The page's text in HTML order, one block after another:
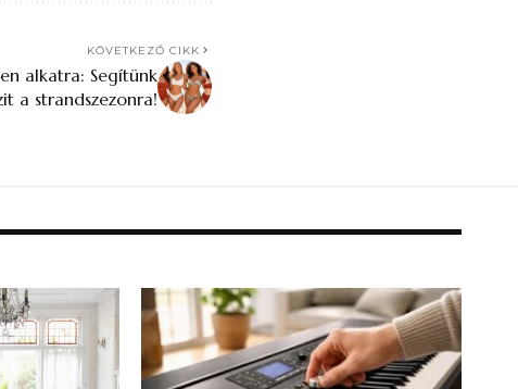
KÖVETKEZŐ CIKK
alkatra: Segítünk
a strandszezonra!